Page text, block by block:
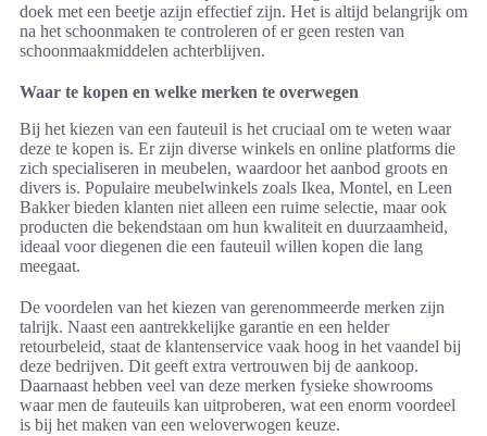
doek met een beetje azijn effectief zijn. Het is altijd belangrijk om
na het schoonmaken te controleren of er geen resten van
schoonmaakmiddelen achterblijven.
Waar te kopen en welke merken te overwegen
Bij het kiezen van een fauteuil is het cruciaal om te weten waar
deze te kopen is. Er zijn diverse winkels en online platforms die
zich specialiseren in meubelen, waardoor het aanbod groots en
divers is. Populaire meubelwinkels zoals Ikea, Montel, en Leen
Bakker bieden klanten niet alleen een ruime selectie, maar ook
producten die bekendstaan om hun kwaliteit en duurzaamheid,
ideaal voor diegenen die een fauteuil willen kopen die lang
meegaat.
De voordelen van het kiezen van gerenommeerde merken zijn
talrijk. Naast een aantrekkelijke garantie en een helder
retourbeleid, staat de klantenservice vaak hoog in het vaandel bij
deze bedrijven. Dit geeft extra vertrouwen bij de aankoop.
Daarnaast hebben veel van deze merken fysieke showrooms
waar men de fauteuils kan uitproberen, wat een enorm voordeel
is bij het maken van een weloverwogen keuze.